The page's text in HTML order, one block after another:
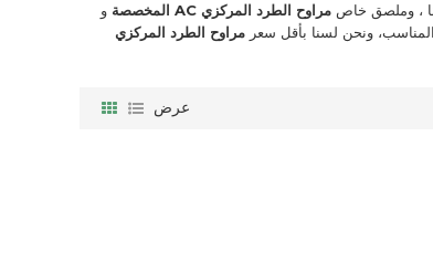
، وملصق خاص مراوح الطرد المركزي AC المخصصة
و
ونحن لسنا بأقل سعر مراوح الطرد المركزي
عرض